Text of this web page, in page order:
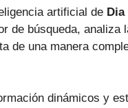
artificial de Dia
de búsqueda,
de una manera
dinámicos y